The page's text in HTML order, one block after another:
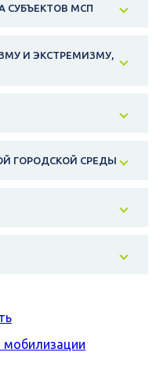
СУБЪЕКТОВ МСП
И ЭКСТРЕМИЗМУ,
ГОРОДСКОЙ СРЕДЫ